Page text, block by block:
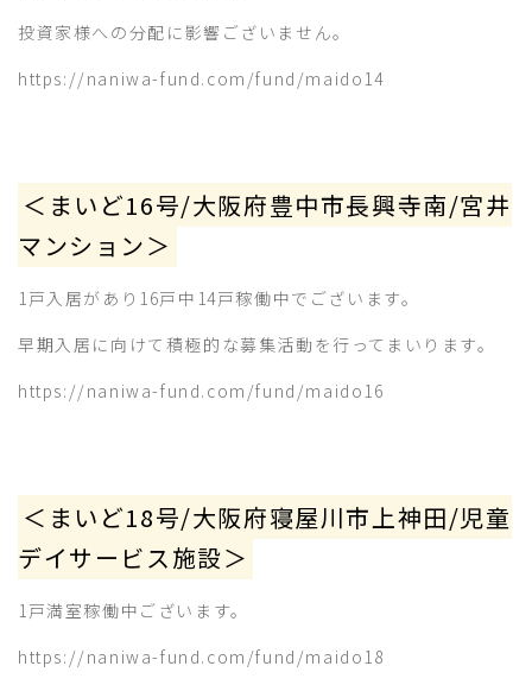
投資家様への分配に影響ございません。
https://naniwa-fund.com/fund/maido14
＜まいど16号/大阪府豊中市長興寺南/宮井
マンション＞
1戸入居があり16戸中14戸稼働中でございます。
早期入居に向けて積極的な募集活動を行ってまいります。
https://naniwa-fund.com/fund/maido16
＜まいど18号/大阪府寝屋川市上神田/児童
デイサービス施設＞
1戸満室稼働中ございます。
https://naniwa-fund.com/fund/maido18